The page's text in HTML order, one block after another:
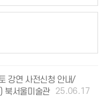
강연 사전신청 안내/
북서울미술관 25.06.17